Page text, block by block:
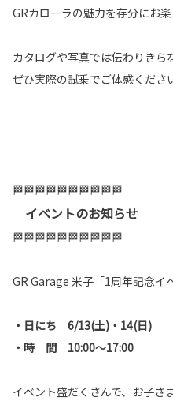
GRカローラの魅力を存分にお
カタログや写真では伝わりきら
ぜひ実際の試乗でご体感くださ
🏁🏁🏁🏁🏁🏁🏁🏁🏁🏁
イベントのお知らせ
🏁🏁🏁🏁🏁🏁🏁🏁🏁🏁
GR Garage 米子「1周年記念イ
・日にち 6/13(土)・14(日)
・時 間 10:00～17:00
イベント盛だくさんで、お子さ